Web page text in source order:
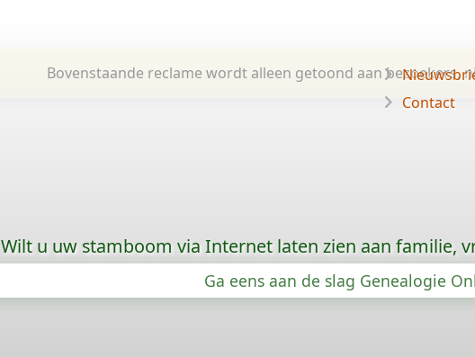
Bovenstaande reclame wordt alleen getoond aan bezoekers,
Contact
Wilt u uw stamboom via Internet laten zien aan familie,
Ga eens aan de slag Genealogie